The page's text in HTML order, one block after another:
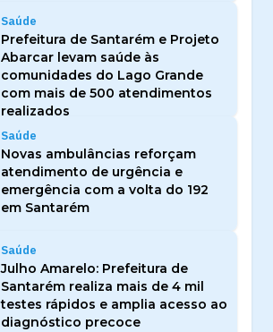
Saúde
Prefeitura de Santarém e Projeto
Abarcar levam saúde às
comunidades do Lago Grande
com mais de 500 atendimentos
realizados
Saúde
Novas ambulâncias reforçam
atendimento de urgência e
emergência com a volta do 192
em Santarém
Saúde
Julho Amarelo: Prefeitura de
Santarém realiza mais de 4 mil
testes rápidos e amplia acesso ao
diagnóstico precoce